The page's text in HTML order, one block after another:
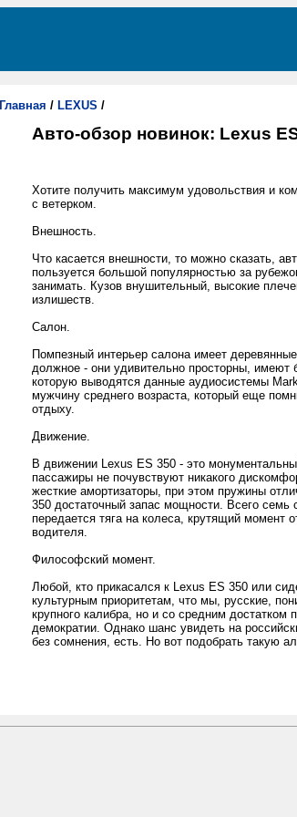
Главная / LEXUS /
Авто-обзор новинок: Lexus
Хотите получить максимум удовольствия и
с ветерком.
Внешность.
Что касается внешности, то можно сказать,
пользуется большой популярностью за
занимать. Кузов внушительный, высокие
излишеств.
Салон.
Помпезный интерьер салона имеет
должное - они удивительно просторны,
которую выводятся данные аудиосистемы
мужчину среднего возраста, который еще
отдыху.
Движение.
В движении Lexus ES 350 - это
пассажиры не почувствуют никакого
жесткие амортизаторы, при этом пружины
350 достаточный запас мощности. Всего семь
передается тяга на колеса, крутящий момент
водителя.
Философский момент.
Любой, кто прикасался к Lexus ES 350 или
культурным приоритетам, что мы, русские,
крупного калибра, но и со средним
демократии. Однако шанс увидеть на
без сомнения, есть. Но вот подобрать такую